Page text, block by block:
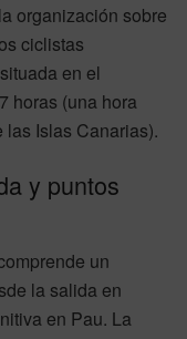
organización sobre
ciclistas
en el
horas (una hora
las Islas Canarias).
y puntos
un
la salida en
en Pau. La